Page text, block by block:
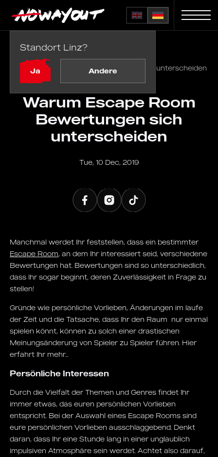
Standort Linz?
Ja Andere
Warum Escape Room Bewertungen sich unterscheiden
Warum Escape Room
Bewertungen sich
unterscheiden
Tue, 10 Dec, 2019
Manchmal werdet Ihr feststellen, dass ein bestimmter
Escape Room, an dem Ihr interessiert seid, verschiedene
Bewertungen hat. Bewertungen sind so unterschiedlich,
dass Ihr sogar beginnt, deren Zuverlässigkeit in Frage zu
stellen!
Gründe wie persönliche Vorlieben, Änderungen im laufe
der Zeit und die Tatsache, dass Ihr den Raum nur einmal
spielen könnt, können zu solch einer drastischen
Meinungsänderung von Spieler zu Spieler führen. Hier
erfahrt Ihr mehr...
Persönliche Interessen
Durch die Vielfalt der Themen und Genres findet Ihr
immer etwas, das euren persönlichen Vorlieben
entspricht. Bei der Auswahl eines Escape Rooms sind
eure persönlichen Vorlieben ausschlaggebend. Denkt
daran, dass Ihr eine Stunde lang in einer unglaublich
impulsiven Atmosphäre sein werdet. Achtet also darauf,